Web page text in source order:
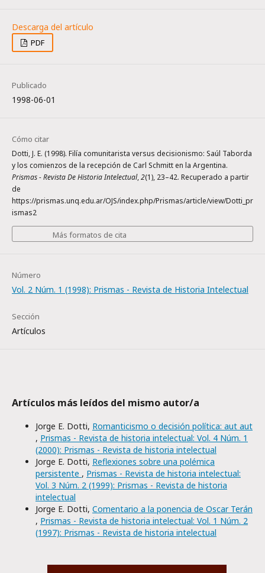
PDF
Publicado
1998-06-01
Cómo citar
Dotti, J. E. (1998). Filía comunitarista versus decisionismo: Saúl Taborda
y los comienzos de la recepción de Carl Schmitt en la Argentina.
Prismas - Revista De Historia Intelectual,2(1), 23–42. Recuperado a partir
de
https://prismas.unq.edu.ar/OJS/index.php/Prismas/article/view/Dotti_pr
ismas2
Más formatos de cita
Número
Vol. 2 Núm. 1 (1998): Prismas - Revista de Historia Intelectual
Sección
Artículos
Artículos más leídos del mismo autor/a
Jorge E. Dotti, Romanticismo o decisión política: aut aut
, Prismas - Revista de historia intelectual: Vol. 4 Núm. 1
(2000): Prismas - Revista de historia intelectual
Jorge E. Dotti, Reflexiones sobre una polémica
persistente , Prismas - Revista de historia intelectual:
Vol. 3 Núm. 2 (1999): Prismas - Revista de historia
intelectual
Jorge E. Dotti, Comentario a la ponencia de Oscar Terán
, Prismas - Revista de historia intelectual: Vol. 1 Núm. 2
(1997): Prismas - Revista de historia intelectual